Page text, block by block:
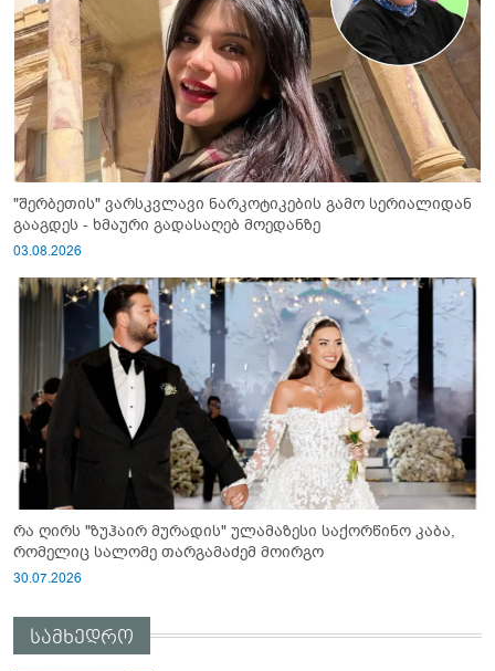
"შერბეთის" ვარსკვლავი ნარკოტიკების გამო სერიალიდან
გააგდეს - ხმაური გადასაღებ მოედანზე
03.08.2026
რა ღირს "ზუჰაირ მურადის" ულამაზესი საქორწინო კაბა,
რომელიც სალომე თარგამაძემ მოირგო
30.07.2026
სამხედრო